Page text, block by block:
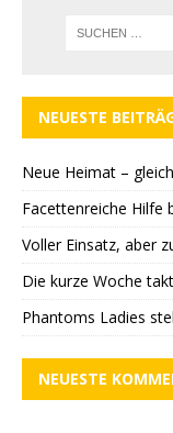
NEUESTE
Neue Heimat –
Facettenreiche Hilfe
Voller Einsatz, aber
Die kurze Woche
Phantoms Ladies
NEUESTE